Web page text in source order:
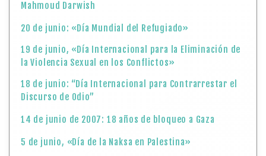
Mahmoud Darwish
20 de junio: «Día Mundial del Refugiado»
19 de junio, «Día Internacional para la Eliminación de
la Violencia Sexual en los Conflictos»
18 de junio: “Día Internacional para Contrarrestar el
Discurso de Odio”
14 de junio de 2007: 18 años de bloqueo a Gaza
5 de junio, «Día de la Naksa en Palestina»